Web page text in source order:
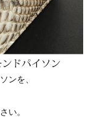
ンを、
い。